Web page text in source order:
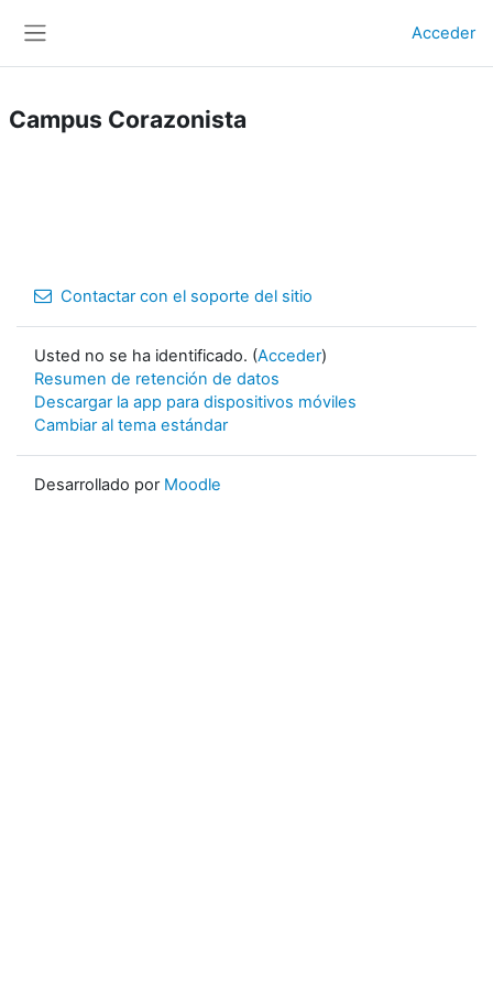
Acceder
Campus Corazonista
Contactar con el soporte del sitio
Usted no se ha identificado. (Acceder)
Resumen de retención de datos
Descargar la app para dispositivos móviles
Cambiar al tema estándar
Desarrollado por Moodle